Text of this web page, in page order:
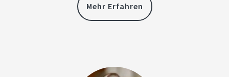
Mehr Erfahren